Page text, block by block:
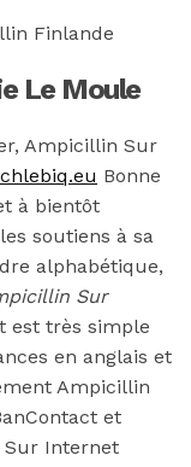
Finlande
Le Moule
Ampicillin Sur
Bonne
à bientôt
soutiens à sa
alphabétique,
Sur
est très simple
en anglais et
Ampicillin
et
Sur Internet